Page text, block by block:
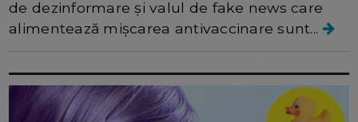
de dezinformare și valul de fake news care
alimentează mișcarea antivaccinare sunt...